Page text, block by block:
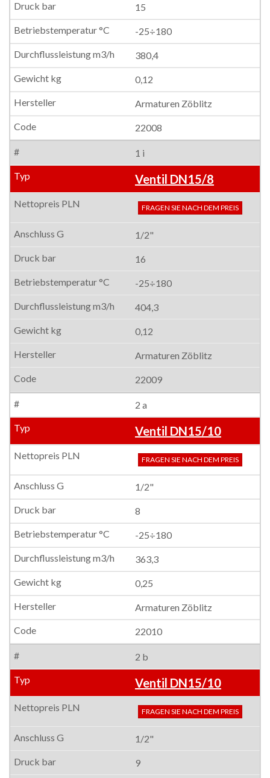
15
-25÷180
380,4
0,12
Armaturen Zöblitz
22008
1 i
Ventil DN15/8
FRAGEN SIE NACH DEM PREIS
1/2"
16
-25÷180
404,3
0,12
Armaturen Zöblitz
22009
2 a
Ventil DN15/10
FRAGEN SIE NACH DEM PREIS
1/2"
8
-25÷180
363,3
0,25
Armaturen Zöblitz
22010
2 b
Ventil DN15/10
FRAGEN SIE NACH DEM PREIS
1/2"
9